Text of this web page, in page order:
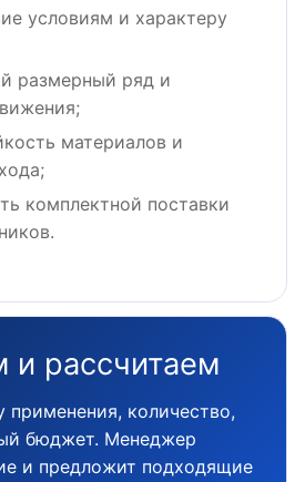
условиям и характеру
размерный ряд и
материалов и
комплектной поставки
и рассчитаем
количество,
бюджет. Менеджер
и предложит подходящие